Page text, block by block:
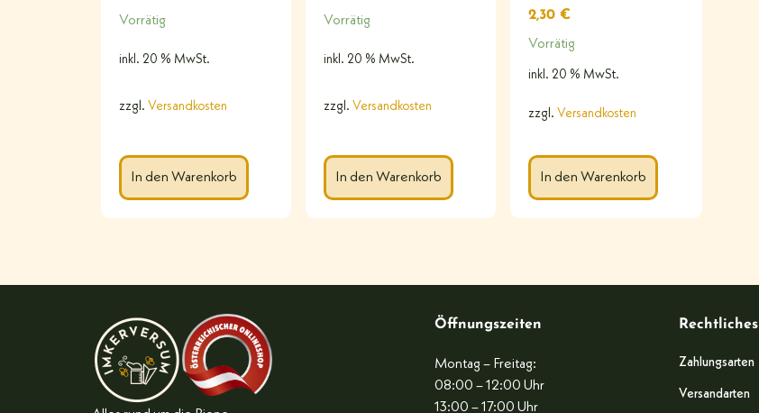
Vorrätig
inkl. 20 % MwSt.
zzgl. Versandkosten
In den Warenkorb
Vorrätig
inkl. 20 % MwSt.
zzgl. Versandkosten
In den Warenkorb
2,30 €
Vorrätig
inkl. 20 % MwSt.
zzgl. Versandkosten
In den Warenkorb
Öffnungszeiten
Montag – Freitag:
08:00 – 12:00 Uhr
13:00 – 17:00 Uhr
Rechtliches
Zahlungsarten
Versandarten